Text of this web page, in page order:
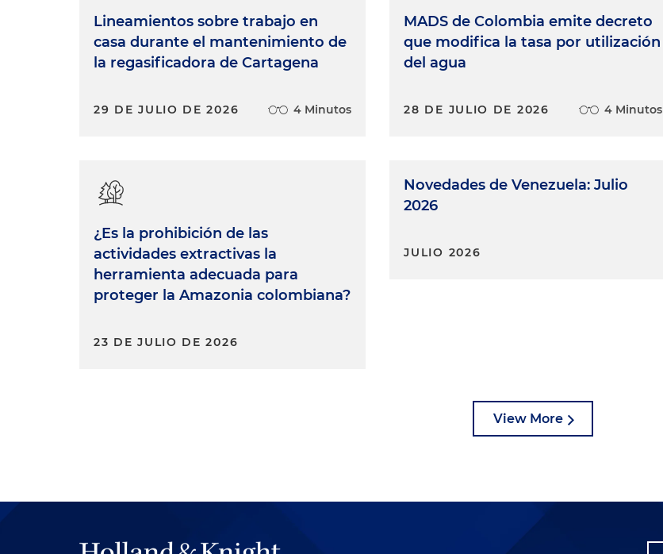
Lineamientos sobre trabajo en
casa durante el mantenimiento de
la regasificadora de Cartagena
29 DE JULIO DE 2026 4 Minutos
¿Es la prohibición de las
actividades extractivas la
herramienta adecuada para
proteger la Amazonia colombiana?
23 DE JULIO DE 2026
MADS de Colombia emite decreto
que modifica la tasa por utilización
del agua
28 DE JULIO DE 2026 4 Minutos
Novedades de Venezuela: Julio
2026
JULIO 2026
View More